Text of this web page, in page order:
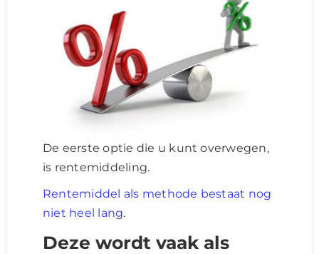
De eerste optie die u kunt overwegen,
is rentemiddeling.
Rentemiddel als methode bestaat nog
niet heel lang.
Deze wordt vaak als